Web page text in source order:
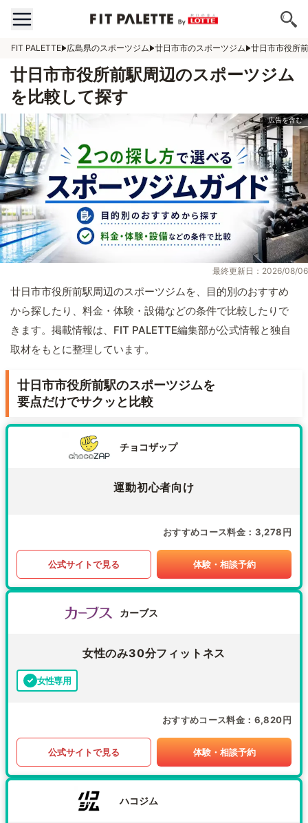
FIT PALETTE 広島県のスポーツジム 廿日市市のスポーツジム 廿日市市役所
廿日市市役所前駅周辺のスポーツジム
を比較して探す
最終更新日：2026/08/06
廿日市市役所前駅周辺のスポーツジムを、目的別のおすすめ
から探したり、料金・体験・設備などの条件で比較したりで
きます。掲載情報は、FIT PALETTE編集部が公式情報と独自
取材をもとに整理しています。
廿日市市役所前駅のスポーツジムを
要点だけでサクッと比較
チョコザップ
運動初心者向け
おすすめコース料金 3,278円
公式サイトで見る 体験・相談予約
カーブス
女性のみ30分フィットネス
女性専用
おすすめコース料金 6,820円
公式サイトで見る 体験・相談予約
ハコジム